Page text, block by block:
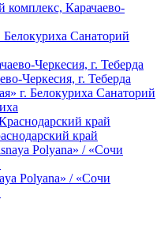
комплекс, Карачаево-
Санаторий
Черкесия, г. Теберда
Санаторий
край
Polyana» / «Сочи